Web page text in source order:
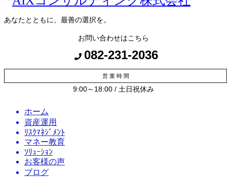
あなたとともに、最善の選択を。
お問い合わせはこちら
082-231-2036
営 業 時 間
9:00～18:00 / 土日祝休み
ホーム
資産運用
ﾘｽｸﾏﾈｼﾞﾒﾝﾄ
マネー教育
ｿﾘｭｰｼｮﾝ
お客様の声
ブログ